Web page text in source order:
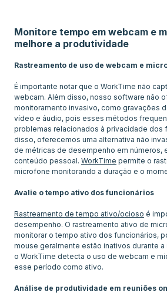
Monitore tempo em webcam e
melhore a produtividade
Rastreamento de uso de webcam e
É importante notar que o WorkTime não
webcam. Além disso, nosso software não
monitoramento invasivo, como gravações
vídeo e áudio, pois esses métodos
problemas relacionados à privacidade dos
disso, oferecemos uma alternativa não
de métricas de desempenho em números,
conteúdo pessoal. WorkTime permite o
microfone monitorando a duração e o
Avalie o tempo ativo dos funcionários
Rastreamento de tempo ativo/ocioso é
desempenho. O rastreamento ativo de
monitorar o tempo ativo dos funcionários,
mouse geralmente estão inativos durante a
o WorkTime detecta o uso de webcam e
esse período como ativo.
Análise de produtividade em reuniões